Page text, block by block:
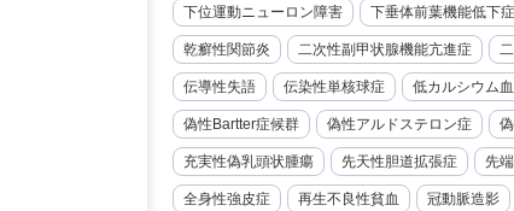
下位運動ニューロン障害 下垂体前葉機能低下症
乾癬性関節炎 二次性副甲状腺機能亢進症
伝導性失語 伝染性単核球症 低カルシウム
偽性Bartter症候群 偽性アルドステロン症
充実性偽乳頭状腫瘍 先天性胆道拡張症 先
全身性強皮症 再生不良性貧血 冠動脈造影